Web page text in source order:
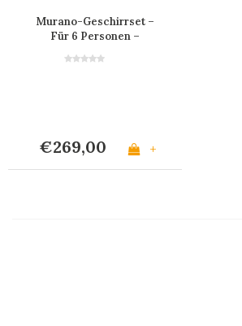
Murano-Geschirrset –
Für 6 Personen –
€269,00 +